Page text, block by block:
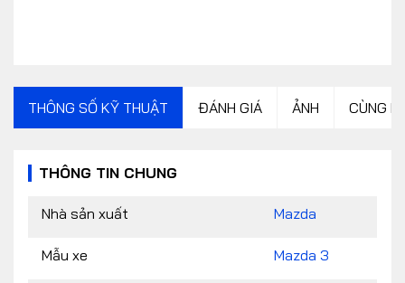
THÔNG SỐ KỸ THUẬT ĐÁNH GIÁ ẢNH CÙNG
THÔNG TIN CHUNG
Nhà sản xuất Mazda
Mẫu xe Mazda 3